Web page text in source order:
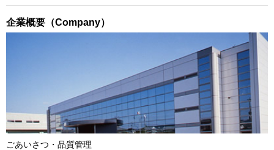
企業概要（Company）
ごあいさつ・品質管理